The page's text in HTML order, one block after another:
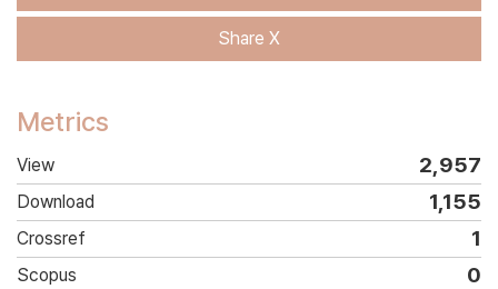
Share X
Metrics
View 2,957
Download 1,155
Crossref 1
Scopus 0